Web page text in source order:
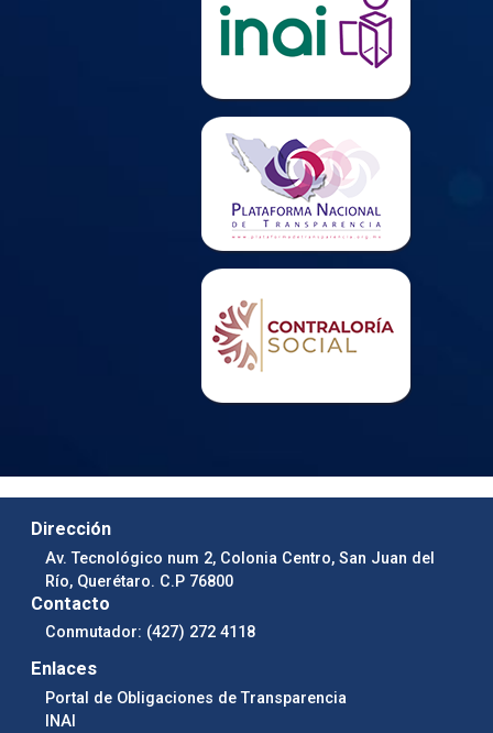
Dirección
Av. Tecnológico num 2, Colonia Centro, San Juan del
Río, Querétaro. C.P 76800
Contacto
Conmutador: (427) 272 4118
Enlaces
Portal de Obligaciones de Transparencia
INAI